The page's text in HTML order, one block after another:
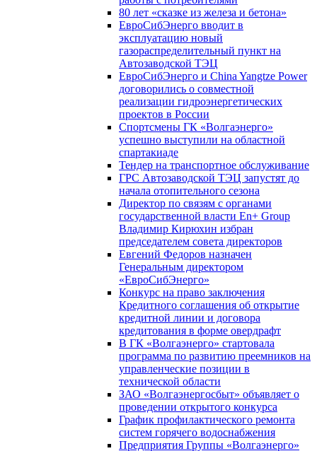
80 лет «сказке из железа и бетона»
ЕвроСибЭнерго вводит в
эксплуатацию новый
газораспределительный пункт на
Автозаводской ТЭЦ
ЕвроСибЭнерго и China Yangtze Power
договорились о совместной
реализации гидроэнергетических
проектов в России
Спортсмены ГК «Волгаэнерго»
успешно выступили на областной
спартакиаде
Тендер на транспортное обслуживание
ГРС Автозаводской ТЭЦ запустят до
начала отопительного сезона
Директор по связям с органами
государственной власти En+ Group
Владимир Кирюхин избран
председателем совета директоров
Евгений Федоров назначен
Генеральным директором
«ЕвроСибЭнерго»
Конкурс на право заключения
Кредитного соглашения об открытие
кредитной линии и договора
кредитования в форме овердрафт
В ГК «Волгаэнерго» стартовала
программа по развитию преемников на
управленческие позиции в
технической области
ЗАО «Волгаэнергосбыт» объявляет о
проведении открытого конкурса
График профилактического ремонта
систем горячего водоснабжения
Предприятия Группы «Волгаэнерго»